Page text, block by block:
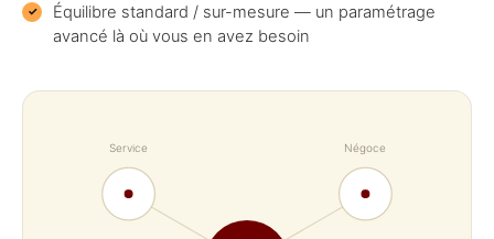
Équilibre standard / sur-mesure — un paramétrage
avancé là où vous en avez besoin
Service Négoce